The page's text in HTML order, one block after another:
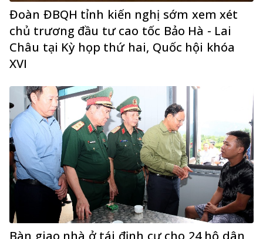
Đoàn ĐBQH tỉnh kiến nghị sớm xem xét
chủ trương đầu tư cao tốc Bảo Hà - Lai
Châu tại Kỳ họp thứ hai, Quốc hội khóa
XVI